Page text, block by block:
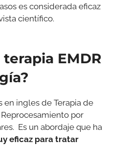
es considerada eficaz
científico.
terapia EMDR
en ingles de Terapia de
por
Es un abordaje que ha
eficaz para tratar